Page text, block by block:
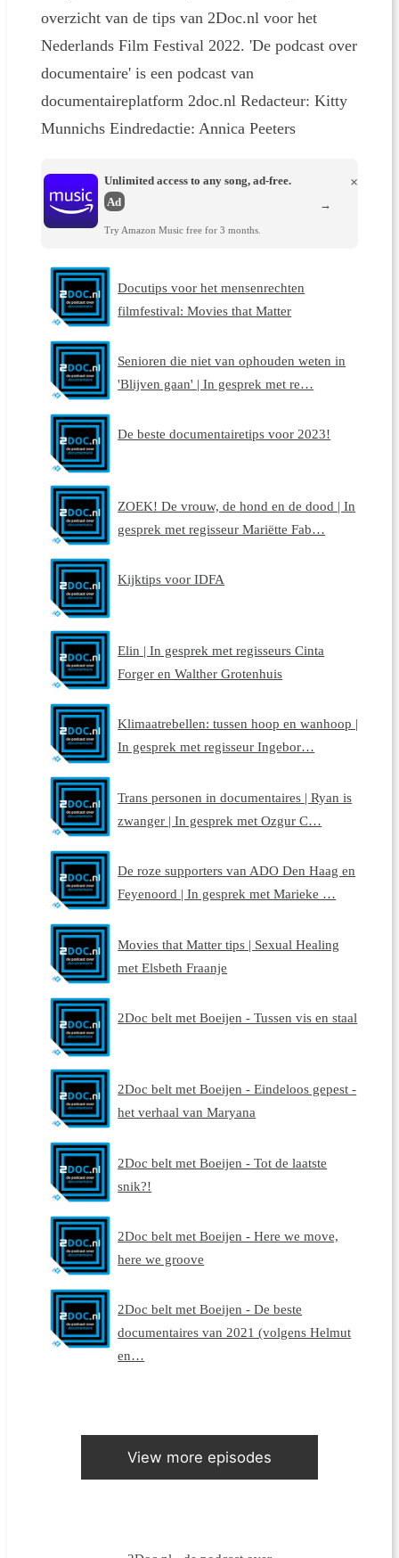
overzicht van de tips van 2Doc.nl voor het
Nederlands Film Festival 2022. 'De podcast over
documentaire' is een podcast van
documentaireplatform 2doc.nl Redacteur: Kitty
Munnichs Eindredactie: Annica Peeters
Unlimited access to any song, ad-free.
Ad
Try Amazon Music free for 3 months.
×
→
Docutips voor het mensenrechten
filmfestival: Movies that Matter
Senioren die niet van ophouden weten in
'Blijven gaan' | In gesprek met re…
De beste documentairetips voor 2023!
ZOEK! De vrouw, de hond en de dood | In
gesprek met regisseur Mariëtte Fab…
Kijktips voor IDFA
Elin | In gesprek met regisseurs Cinta
Forger en Walther Grotenhuis
Klimaatrebellen: tussen hoop en wanhoop |
In gesprek met regisseur Ingebor…
Trans personen in documentaires | Ryan is
zwanger | In gesprek met Ozgur C…
De roze supporters van ADO Den Haag en
Feyenoord | In gesprek met Marieke …
Movies that Matter tips | Sexual Healing
met Elsbeth Fraanje
2Doc belt met Boeijen - Tussen vis en staal
2Doc belt met Boeijen - Eindeloos gepest -
het verhaal van Maryana
2Doc belt met Boeijen - Tot de laatste
snik?!
2Doc belt met Boeijen - Here we move,
here we groove
2Doc belt met Boeijen - De beste
documentaires van 2021 (volgens Helmut
en…
View more episodes